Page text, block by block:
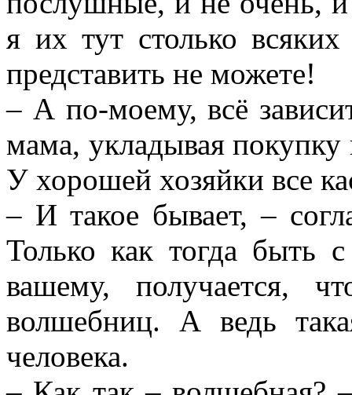
я их тут столько
представить не можете!
– А по-моему, всё
мама, укладывая
У хорошей хозяйки все
– И такое бывает, –
Только как тогда быть
вашему, получается,
волшебниц. А ведь
человека.